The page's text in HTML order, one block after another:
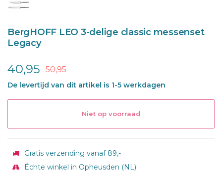
BergHOFF LEO 3-delige classic messenset
Legacy
40,95 50,95
De levertijd van dit artikel is 1-5 werkdagen
Niet op voorraad
Gratis verzending vanaf 89,-
Échte winkel in Opheusden (NL)